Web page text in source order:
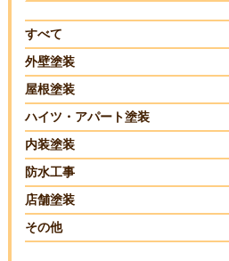
すべて
外壁塗装
屋根塗装
ハイツ・アパート塗装
内装塗装
防水工事
店舗塗装
その他